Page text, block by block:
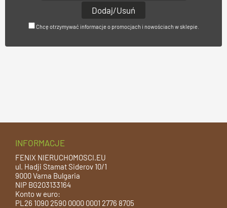
Chcę otrzymywać informacje o promocjach i nowościach w sklepie.
INFORMACJE
FENIX NIERUCHOMOSCI.EU
ul. Hadji Stamat Siderov 10/1
9000 Varna Bulgaria
NIP BG203133164
Konto w euro:
PL26 1090 2590 0000 0001 2776 8705